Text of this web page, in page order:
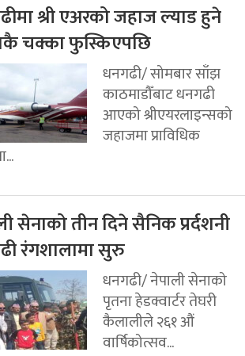
श्री एअरको जहाज ल्याड हुने
चक्का फुस्किएपछि
धनगढी/ सोमबार साँझ
काठमाडौँबाट धनगढी
आएको श्रीएयरलाइन्सको
जहाजमा प्राविधिक
सेनाको तीन दिने सैनिक प्रर्दशनी
रंगशालामा सुरु
धनगढी/ नेपाली सेनाको
पृतना हेडक्वार्टर तेघरी
कैलालीले २६१ औं
वार्षिकोत्सव...